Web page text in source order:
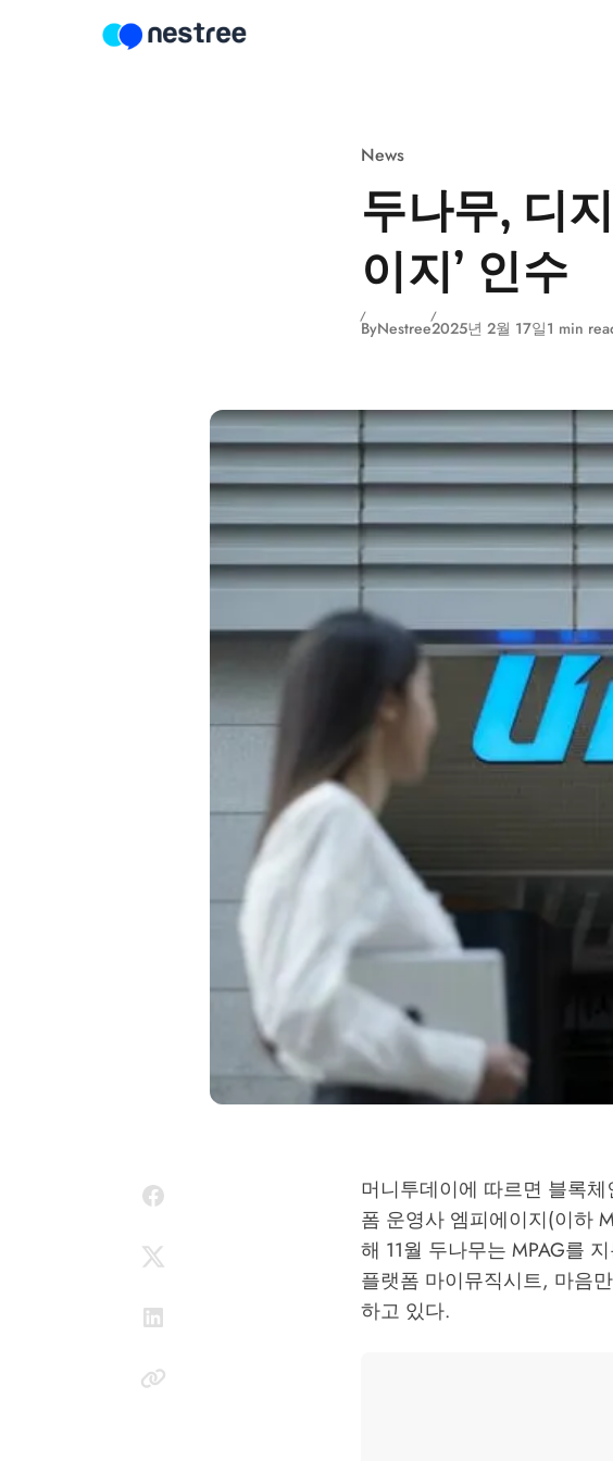
News
두나무, 디
이지’ 인수
ByNestree2025년 2월 17일1 min
머니투데이에 따르면 블록
폼 운영사 엠피에이지(이하
해 11월 두나무는 MPAG를
플랫폼 마이뮤직시트, 마음
하고 있다.